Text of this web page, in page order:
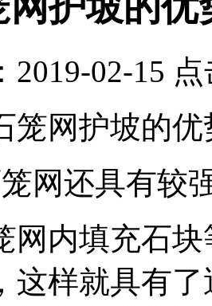
2019-02-15
网护坡的优
还具有较
内填充石块
这样就具有